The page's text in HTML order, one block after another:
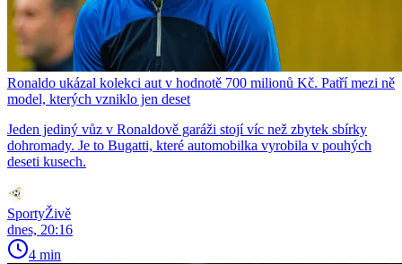
Ronaldo ukázal kolekci aut v hodnotě 700 milionů Kč. Patří mezi ně
model, kterých vzniklo jen deset
Jeden jediný vůz v Ronaldově garáži stojí víc než zbytek sbírky
dohromady. Je to Bugatti, které automobilka vyrobila v pouhých
deseti kusech.
SportyŽivě
dnes, 20:16
4 min